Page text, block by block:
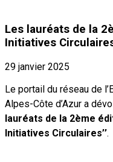
Les lauréats de la
Initiatives
29 janvier 2025
Le portail du réseau de
Alpes-Côte d’Azur a
lauréats de la 2ème
Initiatives Circulaires’’.